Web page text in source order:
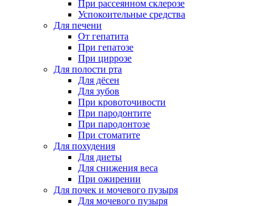
При рассеянном склерозе
Успокоительные средства
Для печени
От гепатита
При гепатозе
При циррозе
Для полости рта
Для дёсен
Для зубов
При кровоточивости
При пародонтите
При пародонтозе
При стоматите
Для похудения
Для диеты
Для снижения веса
При ожирении
Для почек и мочевого пузыря
Для мочевого пузыря